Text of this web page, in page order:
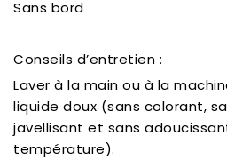
Sans bord
Conseils d’entretien :
Laver à la main ou à la
liquide doux (sans colorant,
javellisant et sans
température).